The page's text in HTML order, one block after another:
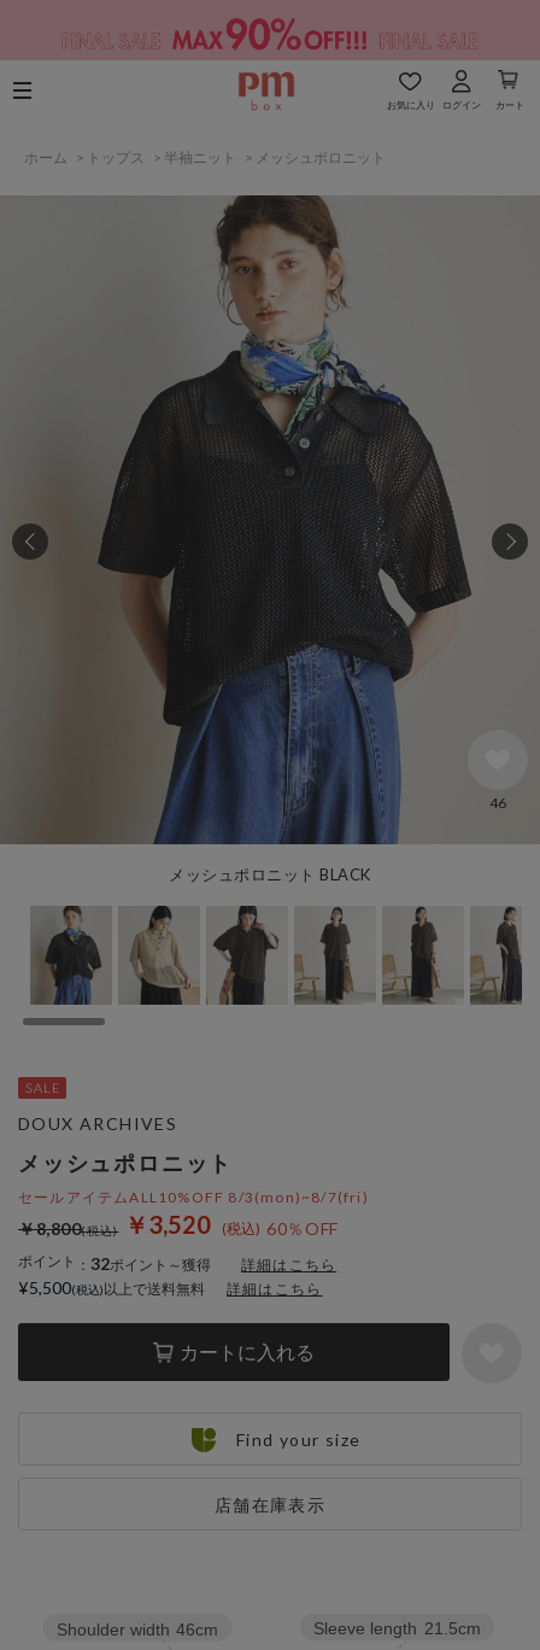
お気に入り ログイン カート
ホーム > トップス > 半袖ニット > メッシュポロニット
メッシュポロニット BLACK
46
メッシュポロニット
セールアイテムALL10%OFF 8/3(mon)~8/7(fri)
￥3,520 60％OFF
￥8,800
ポイント ： 32ポイント～獲得 詳細はこちら
カートに入れる
店舗在庫表示
DOUX ARCHIVES
¥5,500 以上で送料無料 詳細はこちら
Find your size
Sleeve length 21.5cm
Shoulder width 46cm